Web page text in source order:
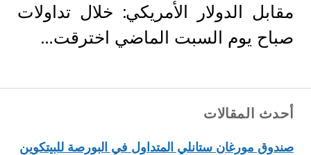
أحدث المقالات
صندوق مورغان ستانلي المتداول في البورصة للبيتكوين
مقابل الدولار الأمريكي: خلال تداولات
صباح يوم السبت الماضي اخترقت…